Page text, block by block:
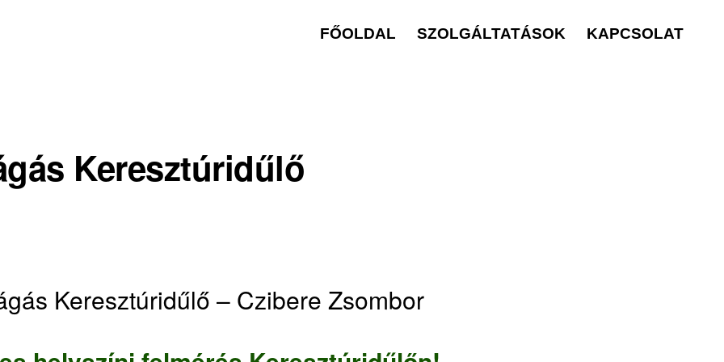
FŐOLDAL SZOLGÁLTATÁSOK KAPCSOLAT
Keresztúridűlő
Keresztúridűlő – Czibere Zsombor